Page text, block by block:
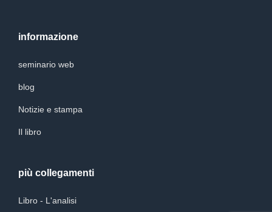
informazione
seminario web
blog
Notizie e stampa
Il libro
più collegamenti
Libro - L'analisi